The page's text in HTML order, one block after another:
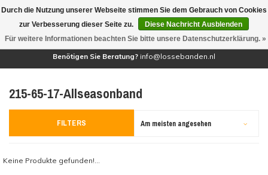
(0)
Benötigen Sie Beratung? info@lossebanden.nl
215-65-17-Allseasonband
FILTERS Am meisten angesehen
Keine Produkte gefunden!...
Durch die Nutzung unserer Webseite stimmen Sie dem Gebrauch von Cookies
zur Verbesserung dieser Seite zu.
Diese Nachricht Ausblenden
Für weitere Informationen beachten Sie bitte unsere Datenschutzerklärung. »